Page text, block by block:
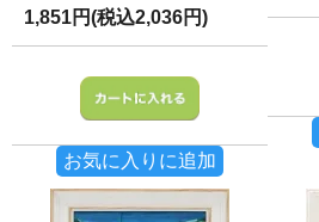
1,851円(税込2,036円)
お気に入りに追加